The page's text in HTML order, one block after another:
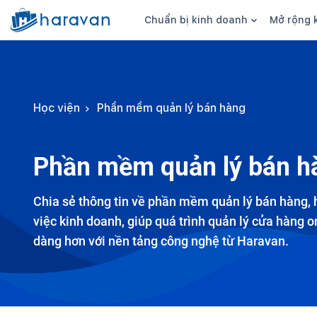
Chuẩn bị kinh doanh
Nguồn hàng
Kinh nghiệm kinh doanh
Kiến thức, thuật ngữ
Mở rộng
Bán hàng
Bán hàng
Bán tại cửa
Học viện Phần mềm quản lý bán hàng
Phần mềm quản lý bán
Chia sẻ thông tin về phần mềm quản lý bán
việc kinh doanh, giúp quá trình quản lý cửa hàng
dàng hơn với nền tảng công nghệ từ Haravan.